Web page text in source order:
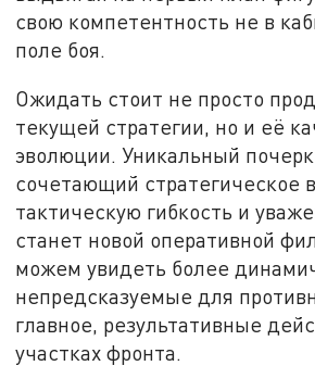
свою компетентность не в
поле боя.
Ожидать стоит не просто
текущей стратегии, но и её
эволюции. Уникальный
сочетающий стратегическое
тактическую гибкость и
станет новой оперативной
можем увидеть более
непредсказуемые для
главное, результативные
участках фронта.